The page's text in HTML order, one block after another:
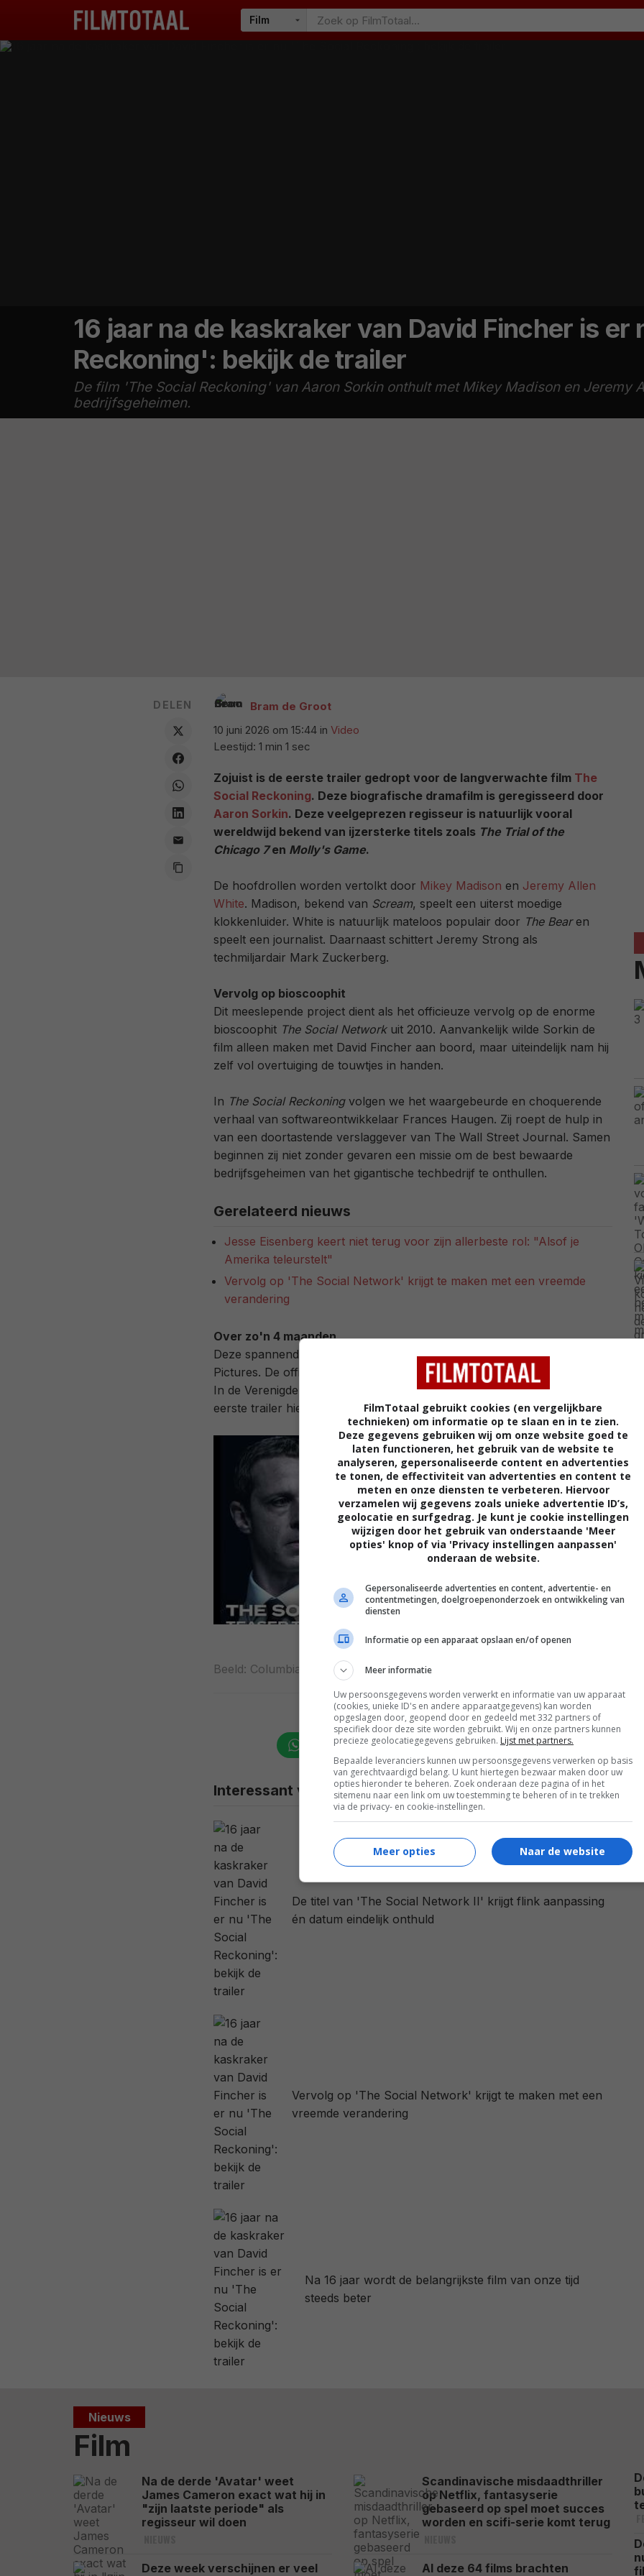
16 jaar na de kaskraker van David Fincher is er
Reckoning': bekijk de trailer
De film 'The Social Reckoning' van Aaron Sorkin onthult met Mikey Madison en Jeremy
bedrijfsgeheimen.
Bram de Groot
10 juni 2026 om 15:44 in Video
Leestijd: 1 min 1 sec
Zojuist is de eerste trailer gedropt voor de langverwachte film The
Social Reckoning. Deze biografische dramafilm is geregisseerd door
Aaron Sorkin. Deze veelgeprezen regisseur is natuurlijk vooral
wereldwijd bekend van ijzersterke titels zoals The Trial of the
Chicago 7en Molly's Game.
De hoofdrollen worden vertolkt door Mikey Madison en Jeremy Allen
White. Madison, bekend van Scream, speelt een uiterst moedige
klokkenluider. White is natuurlijk mateloos populair door The Bearen
speelt een journalist. Daarnaast schittert Jeremy Strong als
techmiljardair Mark Zuckerberg.
Vervolg op bioscoophit
Dit meeslepende project dient als het officieuze vervolg op de enorme
bioscoophit The Social Networkuit 2010. Aanvankelijk wilde Sorkin de
film alleen maken met David Fincher aan boord, maar uiteindelijk nam hij
zelf vol overtuiging de touwtjes in handen.
In The Social Reckoningvolgen we het waargebeurde en choquerende
verhaal van softwareontwikkelaar Frances Haugen. Zij roept de hulp in
van een doortastende verslaggever van The Wall Street Journal. Samen
beginnen zij niet zonder gevaren een missie om de best bewaarde
bedrijfsgeheimen van het gigantische techbedrijf te onthullen.
Gerelateerd nieuws
Jesse Eisenberg keert niet terug voor zijn allerbeste rol: "Alsof je
Amerika teleurstelt"
Vervolg op 'The Social Network' krijgt te maken met een vreemde
verandering
Over zo'n 4 maanden
Deze spannende thriller wordt wereldwijd gedistribueerd door Sony
Pictures. De officiële Nederlandse releasedatum staat vast op 15 oktober.
In de Verenigde Staten verschijnt de film een week eerder. Bekijk de
eerste trailer hieronder.
Beeld: Columbia Pictures
VOLG FILMTOTAAL
WhatsApp Google Nieuws Facebook
Interessant voor jou
De titel van 'The Social Network II' krijgt flink aanpassing
én datum eindelijk onthuld
Vervolg op 'The Social Network' krijgt te maken met een
vreemde verandering
Na 16 jaar wordt de belangrijkste film van onze tijd
steeds beter
DELEN
Nieuws
Film
Na de derde 'Avatar' weet
James Cameron exact wat hij in
"zijn laatste periode" als
regisseur wil doen
Deze week verschijnen er veel
Scandinavische misdaadthriller
op Netflix, fantasyserie
gebaseerd op spel moet succes
worden en scifi-serie komt terug
Al deze 64 films brachten
FilmTotaal gebruikt cookies (en vergelijkbare
technieken) om informatie op te slaan en in te zien.
Deze gegevens gebruiken wij om onze website goed te
laten functioneren, het gebruik van de website te
analyseren, gepersonaliseerde content en advertenties
te tonen, de effectiviteit van advertenties en content te
meten en onze diensten te verbeteren. Hiervoor
verzamelen wij gegevens zoals unieke advertentie ID’s,
geolocatie en surfgedrag. Je kunt je cookie instellingen
wijzigen door het gebruik van onderstaande 'Meer
opties' knop of via 'Privacy instellingen aanpassen'
onderaan de website.
Gepersonaliseerde advertenties en content, advertentie- en
contentmetingen, doelgroepenonderzoek en ontwikkeling van
diensten
Informatie op een apparaat opslaan en/of openen
Meer informatie
Uw persoonsgegevens worden verwerkt en informatie van uw apparaat
(cookies, unieke ID's en andere apparaatgegevens) kan worden
opgeslagen door, geopend door en gedeeld met 332 partners of
specifiek door deze site worden gebruikt. Wij en onze partners kunnen
precieze geolocatiegegevens gebruiken. Lijst met partners.
Bepaalde leveranciers kunnen uw persoonsgegevens verwerken op basis
van gerechtvaardigd belang. U kunt hiertegen bezwaar maken door uw
opties hieronder te beheren. Zoek onderaan deze pagina of in het
sitemenu naar een link om uw toestemming te beheren of in te trekken
via de privacy- en cookie-instellingen.
Naar de website
Meer opties